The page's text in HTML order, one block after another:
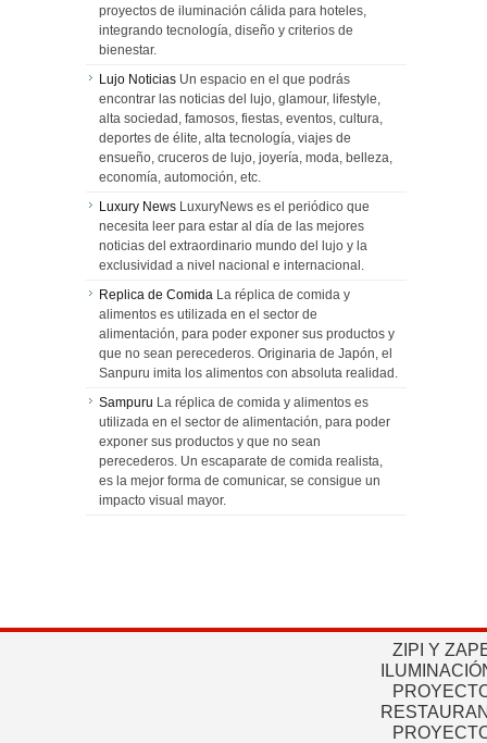
proyectos de iluminación cálida para hoteles,
integrando tecnología, diseño y criterios de
bienestar.
Lujo Noticias Un espacio en el que podrás
encontrar las noticias del lujo, glamour, lifestyle,
alta sociedad, famosos, fiestas, eventos, cultura,
deportes de élite, alta tecnología, viajes de
ensueño, cruceros de lujo, joyería, moda, belleza,
economía, automoción, etc.
Luxury News LuxuryNews es el periódico que
necesita leer para estar al día de las mejores
noticias del extraordinario mundo del lujo y la
exclusividad a nivel nacional e internacional.
Replica de Comida La réplica de comida y
alimentos es utilizada en el sector de
alimentación, para poder exponer sus productos y
que no sean perecederos. Originaria de Japón, el
Sanpuru imita los alimentos con absoluta realidad.
Sampuru La réplica de comida y alimentos es
utilizada en el sector de alimentación, para poder
exponer sus productos y que no sean
perecederos. Un escaparate de comida realista,
es la mejor forma de comunicar, se consigue un
impacto visual mayor.
ZIPI Y